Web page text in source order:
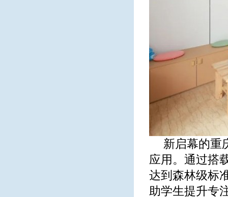
新启幕的重
应用。通过搭
达到森林级标
助学生提升专